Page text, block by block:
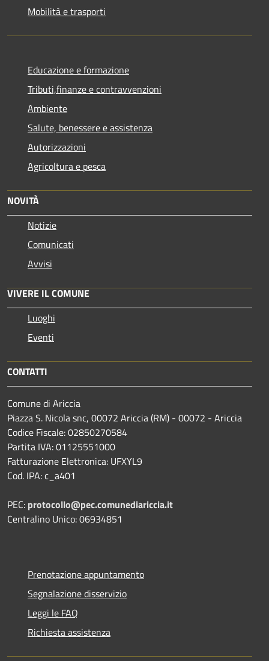
Mobilità e trasporti
Educazione e formazione
Tributi,finanze e contravvenzioni
Ambiente
Salute, benessere e assistenza
Autorizzazioni
Agricoltura e pesca
NOVITÀ
Notizie
Comunicati
Avvisi
VIVERE IL COMUNE
Luoghi
Eventi
CONTATTI
Comune di Ariccia
Piazza S. Nicola snc, 00072 Ariccia (RM) - 00072 - Ariccia
Codice Fiscale: 02850270584
Partita IVA: 01125551000
Fatturazione Elettronica: UFXYL9
Cod. IPA: c_a401
PEC: protocollo@pec.comunediariccia.it
Centralino Unico: 06934851
Prenotazione appuntamento
Segnalazione disservizio
Leggi le FAQ
Richiesta assistenza